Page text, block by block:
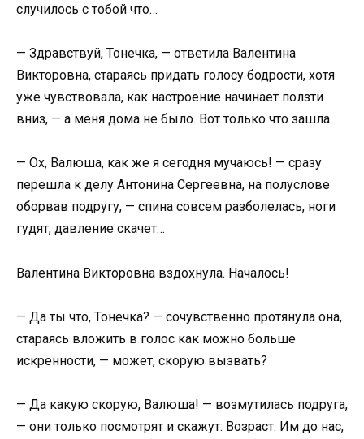
случилось с тобой что…
— Здравствуй, Тонечка, — ответила Валентина
Викторовна, стараясь придать голосу бодрости, хотя
уже чувствовала, как настроение начинает ползти
вниз, — а меня дома не было. Вот только что зашла.
— Ох, Валюша, как же я сегодня мучаюсь! — сразу
перешла к делу Антонина Сергеевна, на полуслове
оборвав подругу, — спина совсем разболелась, ноги
гудят, давление скачет…
Валентина Викторовна вздохнула. Началось!
— Да ты что, Тонечка? — сочувственно протянула она,
стараясь вложить в голос как можно больше
искренности, — может, скорую вызвать?
— Да какую скорую, Валюша! — возмутилась подруга,
— они только посмотрят и скажут: Возраст. Им до нас,